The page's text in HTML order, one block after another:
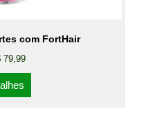
com FortHair
79,99